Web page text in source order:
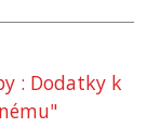
: Dodatky k